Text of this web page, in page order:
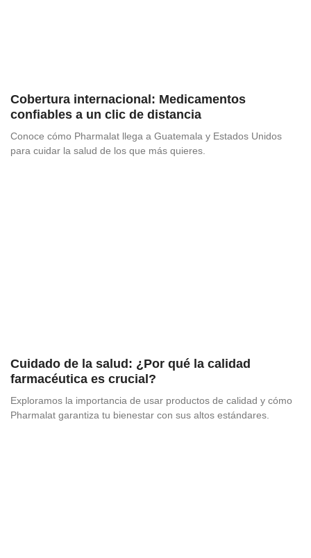
Cobertura internacional: Medicamentos
confiables a un clic de distancia
Conoce cómo Pharmalat llega a Guatemala y Estados Unidos
para cuidar la salud de los que más quieres.
Cuidado de la salud: ¿Por qué la calidad
farmacéutica es crucial?
Exploramos la importancia de usar productos de calidad y cómo
Pharmalat garantiza tu bienestar con sus altos estándares.